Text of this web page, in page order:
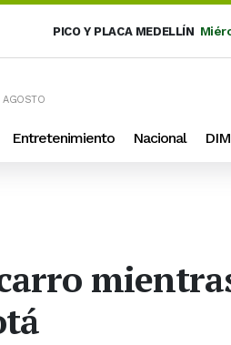
PICO Y PLACA MEDELLÍN
AGOSTO
Entretenimiento Nacional DIM